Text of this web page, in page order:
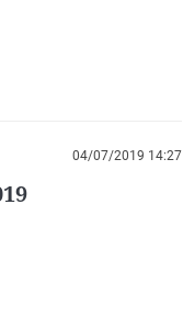
04/07/2019 14:27